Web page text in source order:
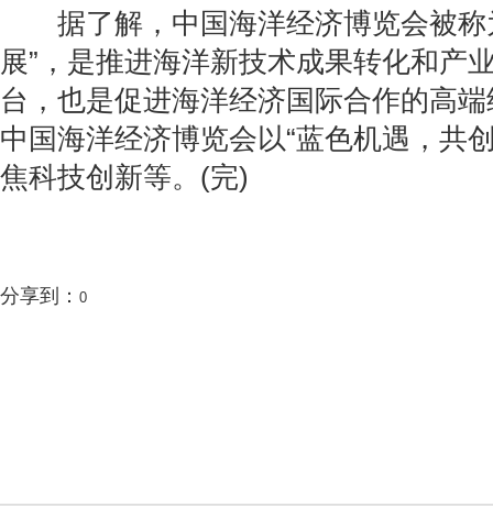
据了解，中国海洋经济博览会被称
展”，是推进海洋新技术成果转化和产
台，也是促进海洋经济国际合作的高
中国海洋经济博览会以“蓝色机遇，共
焦科技创新等。(完)
分享到： 0